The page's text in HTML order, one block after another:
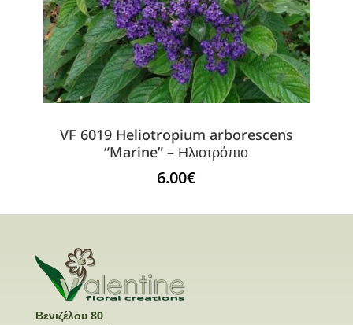
VF 6019 Heliotropium arborescens
“Marine” – Ηλιοτρόπιο
6.00€
Βενιζέλου 80